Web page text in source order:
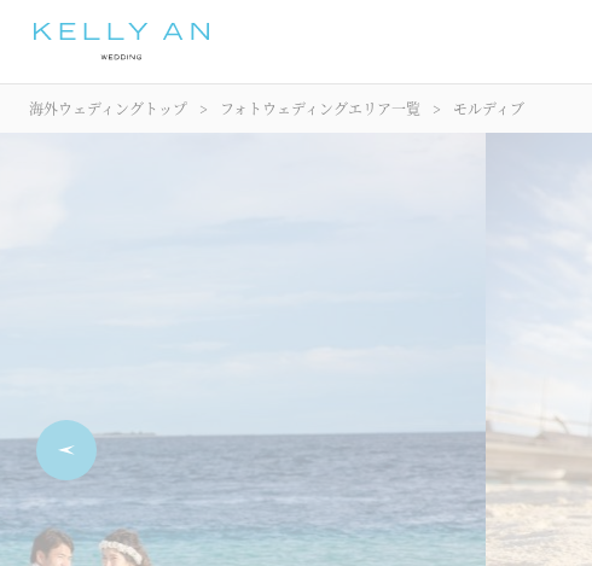
海外ウェディングトップ フォトウェディングエリア一覧 モルディブ